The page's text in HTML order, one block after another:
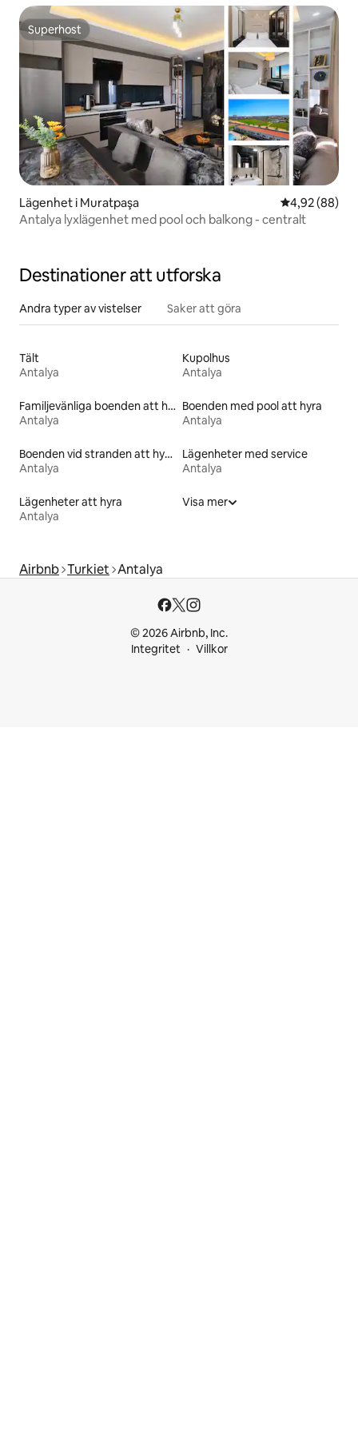
Superhost
Superhost
Lägenhet i Muratpaşa 4,92 av 5 i
4,92 (88)
Antalya lyxlägenhet med pool och balkong - centralt
Destinationer att utforska
Andra typer av vistelser Saker att göra
Tält
Antalya
Kupolhus
Antalya
Familjevänliga boenden att hyra
Antalya
Boenden med pool att hyra
Antalya
Boenden vid stranden att hyra
Antalya
Lägenheter med service
Antalya
Lägenheter att hyra
Antalya
Visa mer
Airbnb Turkiet Antalya
© 2026 Airbnb, Inc.
Integritet
Villkor